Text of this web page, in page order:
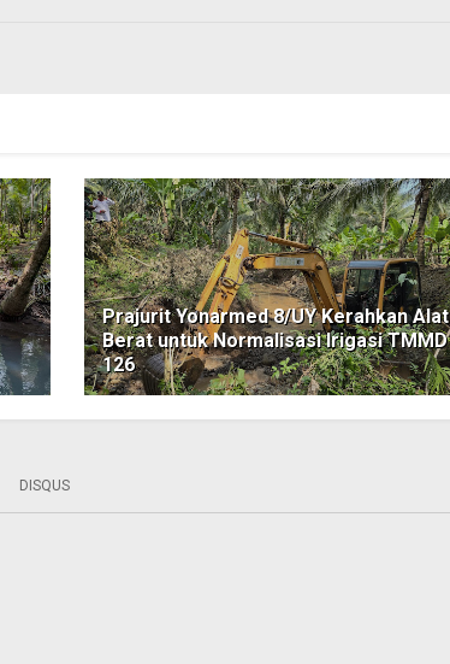
Prajurit Yonarmed 8/UY Kerahkan Alat
Berat untuk Normalisasi Irigasi TMMD
126
DISQUS